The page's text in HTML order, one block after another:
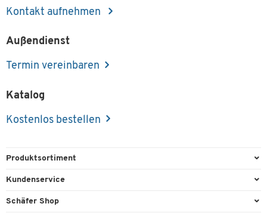
Kontakt aufnehmen
Außendienst
Termin vereinbaren
Katalog
Kostenlos bestellen
Produktsortiment
Büroausstattung
Kundenservice
Direktbestellung
Schäfer Shop